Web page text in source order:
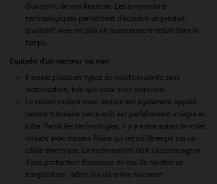
d'un point de vue financier. Les innovations
technologiques permettent d'acquérir un produit
qualitatif avec en plus un jaunissement réduit dans le
temps.
Equipés d'un moteur ou non
Il existe plusieurs types de volets roulants sans
motorisation, tels que ceux avec manivelle.
Le volant roulant avec moteur est également appelé
moteur tubulaire parce qu'il est parfaitement intégré au
tube. Parmi les technologies, il y a entre autres le volet
roulant avec moteur filaire qui reçoit l'énergie par un
câble électrique. La motorisation doit s'accompagner
d'une protection thermique en cas de montée en
température, même si cela arrive rarement.